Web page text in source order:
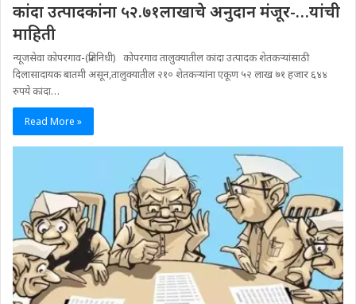
कांदा उत्पादकांना ५२.७१लाखाचे अनुदान मंजूर-…यांची
माहिती
न्यूजसेवा कोपरगाव-(प्रतिनिधी) कोपरगाव तालुक्यातील कांदा उत्पादक शेतकऱ्यांसाठी
दिलासादायक बातमी असून,तालुक्यातील २१० शेतकऱ्यांना एकूण ५२ लाख ७१ हजार ६४४
रुपये कांदा…
Read More »